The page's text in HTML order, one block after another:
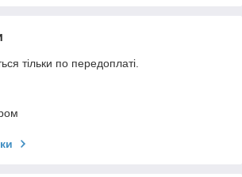
тільки по передоплаті.